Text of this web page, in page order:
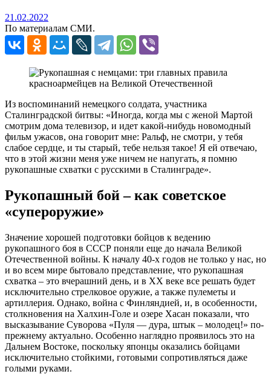
21.02.2022
По материалам СМИ.
Из воспоминаний немецкого солдата, участника
Сталинградской битвы: «Иногда, когда мы с женой Мартой
смотрим дома телевизор, и идет какой-нибудь новомодный
фильм ужасов, она говорит мне: Ральф, не смотри, у тебя
слабое сердце, и ты старый, тебе нельзя такое! Я ей отвечаю,
что в этой жизни меня уже ничем не напугать, я помню
рукопашные схватки с русскими в Сталинграде».
Рукопашный бой – как советское
«супероружие»
Значение хорошей подготовки бойцов к ведению
рукопашного боя в СССР поняли еще до начала Великой
Отечественной войны. К началу 40-х годов не только у нас, но
и во всем мире бытовало представление, что рукопашная
схватка – это вчерашний день, и в XX веке все решать будет
исключительно стрелковое оружие, а также пулеметы и
артиллерия. Однако, война с Финляндией, и, в особенности,
столкновения на Халхин-Голе и озере Хасан показали, что
высказывание Суворова «Пуля — дура, штык – молодец!» по-
прежнему актуально. Особенно наглядно проявилось это на
Дальнем Востоке, поскольку японцы оказались бойцами
исключительно стойкими, готовыми сопротивляться даже
голыми руками.